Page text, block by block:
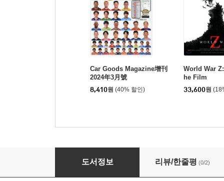
Car Goods Magazine增刊
2024年3月號
8,410원 (40% 할인)
World War
he Film
33,600원
No Time to Die: The Making of the Film
도서정보 리뷰/한줄평 (0/2)